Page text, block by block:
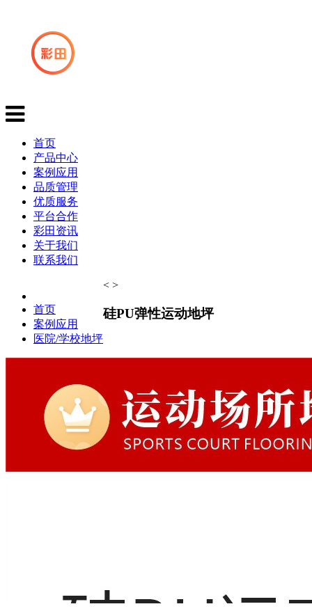
首页
产品中心
案例应用
品质管理
优质服务
平台合作
彩田资讯
关于我们
联系我们
首页
案例应用
医院/学校地坪
< >
硅PU弹性运动地坪